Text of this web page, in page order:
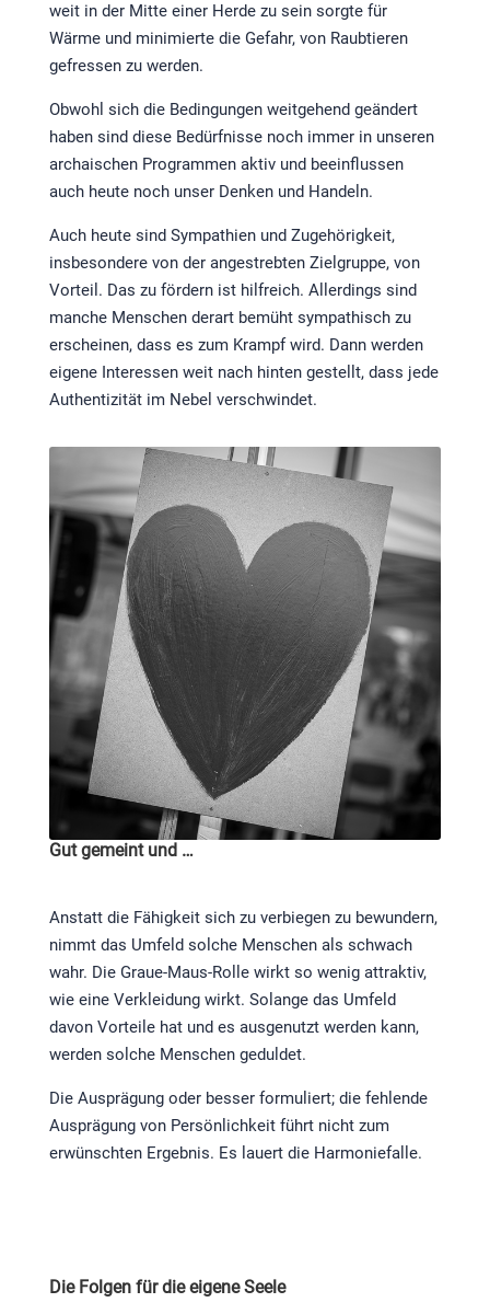
weit in der Mitte einer Herde zu sein sorgte für
Wärme und minimierte die Gefahr, von Raubtieren
gefressen zu werden.
Obwohl sich die Bedingungen weitgehend geändert
haben sind diese Bedürfnisse noch immer in unseren
archaischen Programmen aktiv und beeinflussen
auch heute noch unser Denken und Handeln.
Auch heute sind Sympathien und Zugehörigkeit,
insbesondere von der angestrebten Zielgruppe, von
Vorteil. Das zu fördern ist hilfreich. Allerdings sind
manche Menschen derart bemüht sympathisch zu
erscheinen, dass es zum Krampf wird. Dann werden
eigene Interessen weit nach hinten gestellt, dass jede
Authentizität im Nebel verschwindet.
Gut gemeint und …
Anstatt die Fähigkeit sich zu verbiegen zu bewundern,
nimmt das Umfeld solche Menschen als schwach
wahr. Die Graue-Maus-Rolle wirkt so wenig attraktiv,
wie eine Verkleidung wirkt. Solange das Umfeld
davon Vorteile hat und es ausgenutzt werden kann,
werden solche Menschen geduldet.
Die Ausprägung oder besser formuliert; die fehlende
Ausprägung von Persönlichkeit führt nicht zum
erwünschten Ergebnis. Es lauert die Harmoniefalle.
Die Folgen für die eigene Seele